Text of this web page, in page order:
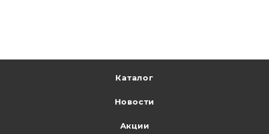
Каталог
Новости
Акции